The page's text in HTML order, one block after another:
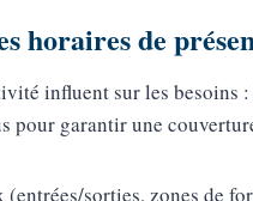
horaires de
influent sur les besoins
pour garantir une
sorties, zones de